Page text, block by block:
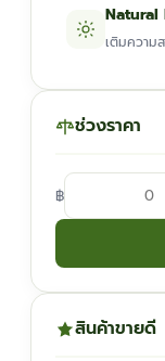
Natural
เติมความ
ช่วงราคา
฿
สินค้าขายดี